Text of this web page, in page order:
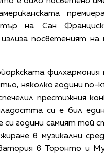
на Сан
посветеният на
филхармония
няколко години по-
престижния
си е бил
си години самият той
в музикални
в Торонто и